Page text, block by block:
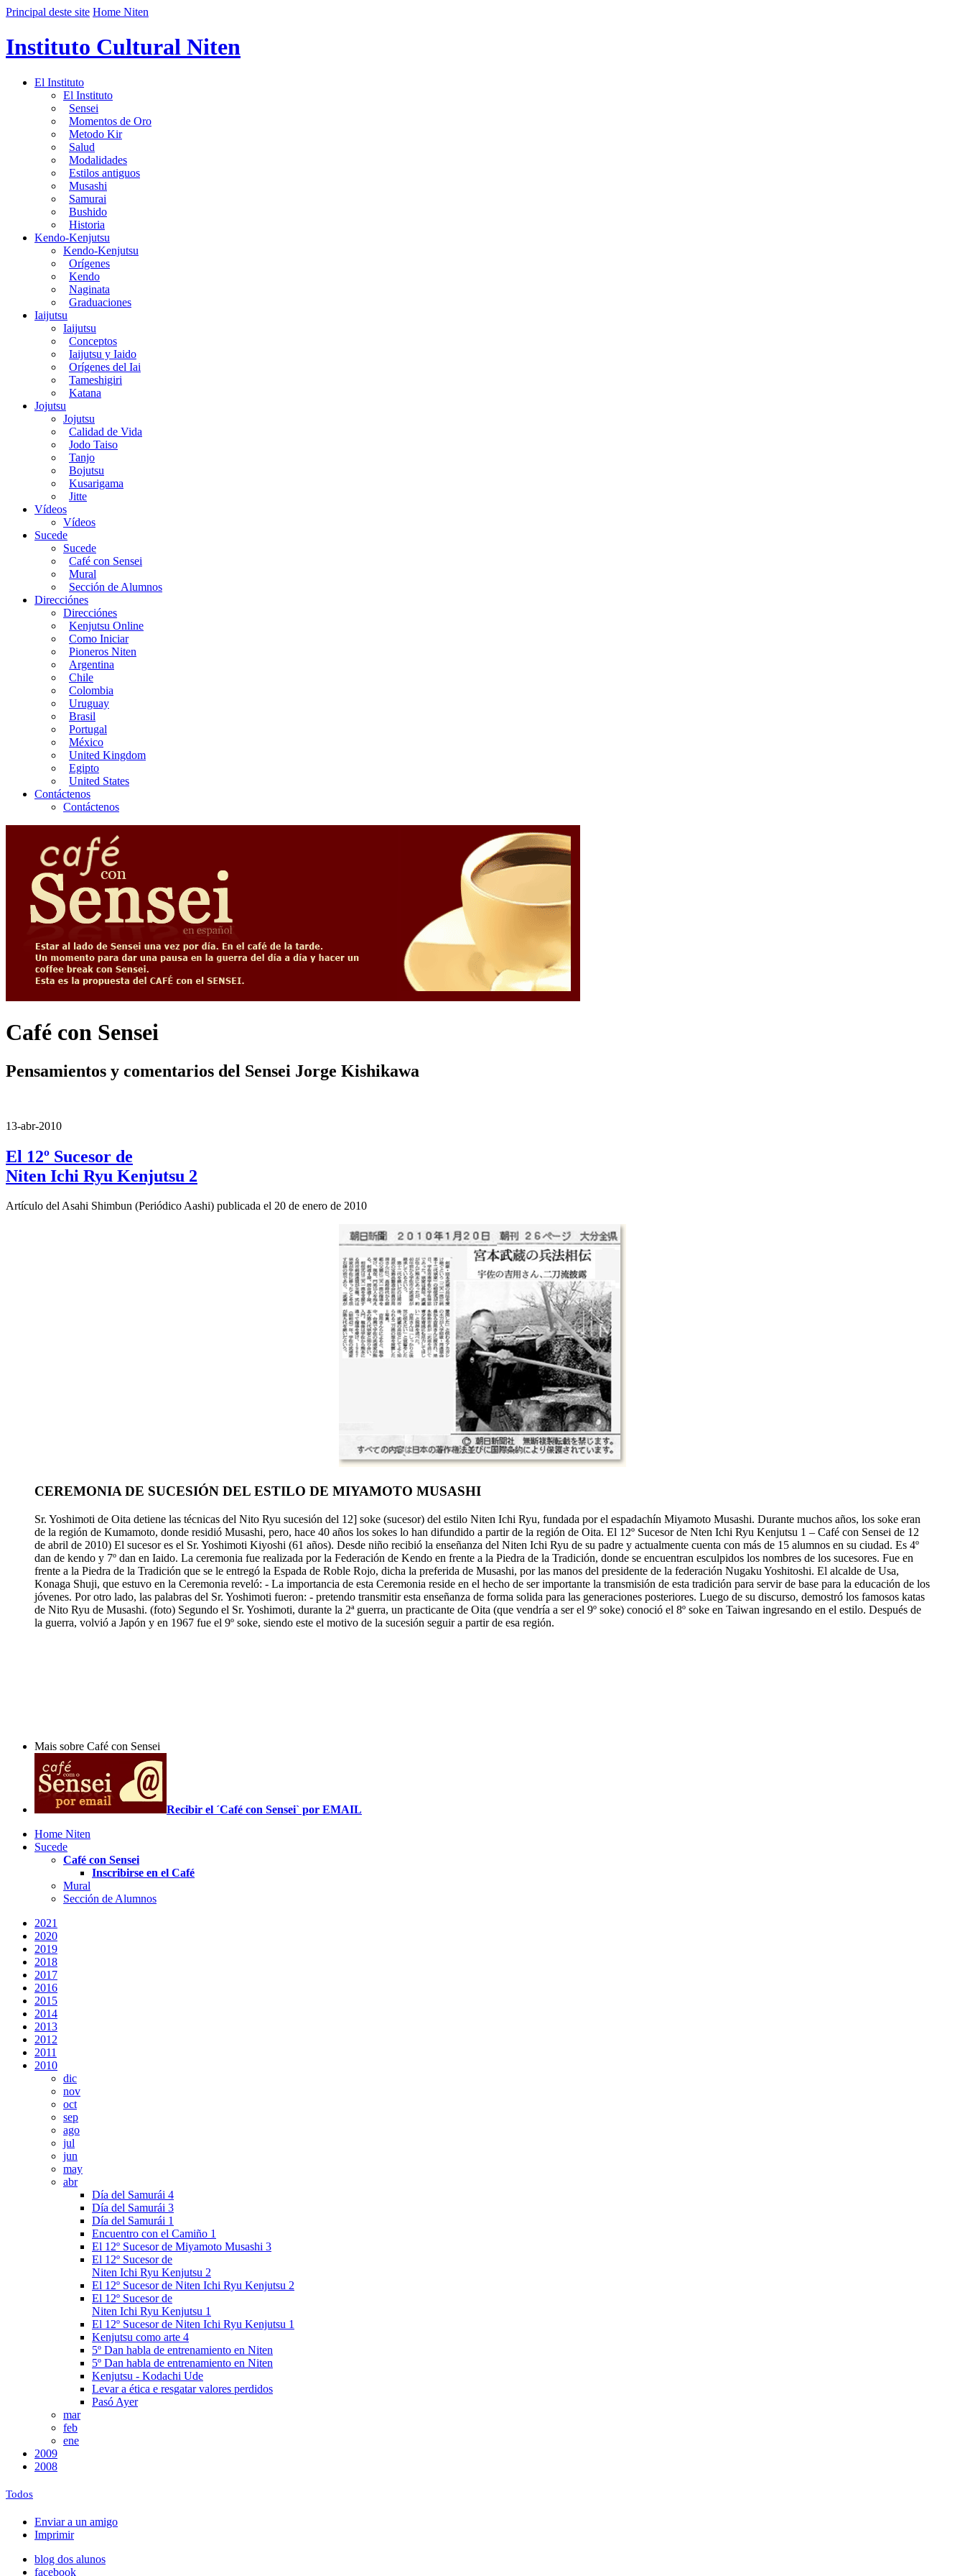
Principal deste site Home Niten
Instituto Cultural Niten
El Instituto
El Instituto
Sensei
Momentos de Oro
Metodo Kir
Salud
Modalidades
Estilos antiguos
Musashi
Samurai
Bushido
Historia
Kendo-Kenjutsu
Kendo-Kenjutsu
Orígenes
Kendo
Naginata
Graduaciones
Iaijutsu
Iaijutsu
Conceptos
Iaijutsu y Iaido
Orígenes del Iai
Tameshigiri
Katana
Jojutsu
Jojutsu
Calidad de Vida
Jodo Taiso
Tanjo
Bojutsu
Kusarigama
Jitte
Vídeos
Vídeos
Sucede
Sucede
Café con Sensei
Mural
Sección de Alumnos
Direcciónes
Direcciónes
Kenjutsu Online
Como Iniciar
Pioneros Niten
Argentina
Chile
Colombia
Uruguay
Brasil
Portugal
México
United Kingdom
Egipto
United States
Contáctenos
Contáctenos
Café con Sensei
Pensamientos y comentarios del Sensei Jorge Kishikawa
13-abr-2010
El 12º Sucesor de
Niten Ichi Ryu Kenjutsu 2
Artículo del Asahi Shimbun (Periódico Aashi) publicada el 20 de enero de 2010
CEREMONIA DE SUCESIÓN DEL ESTILO DE MIYAMOTO MUSASHI
Sr. Yoshimoti de Oita detiene las técnicas del Nito Ryu sucesión del 12] soke (sucesor) del estilo Niten Ichi Ryu, fundada por el espadachín Miyamoto Musashi. Durante muchos años, los soke eran
de la región de Kumamoto, donde residió Musashi, pero, hace 40 años los sokes lo han difundido a partir de la región de Oita. El 12º Sucesor de Nten Ichi Ryu Kenjutsu 1 – Café con Sensei de 12
de abril de 2010) El sucesor es el Sr. Yoshimoti Kiyoshi (61 años). Desde niño recibió la enseñanza del Niten Ichi Ryu de su padre y actualmente cuenta con más de 15 alumnos en su ciudad. Es 4º
dan de kendo y 7º dan en Iaido. La ceremonia fue realizada por la Federación de Kendo en frente a la Piedra de la Tradición, donde se encuentran esculpidos los nombres de los sucesores. Fue en
frente a la Piedra de la Tradición que se le entregó la Espada de Roble Rojo, dicha la preferida de Musashi, por las manos del presidente de la federación Nugaku Yoshitoshi. El alcalde de Usa,
Konaga Shuji, que estuvo en la Ceremonia reveló: - La importancia de esta Ceremonia reside en el hecho de ser importante la transmisión de esta tradición para servir de base para la educación de los
jóvenes. Por otro lado, las palabras del Sr. Yoshimoti fueron: - pretendo transmitir esta enseñanza de forma solida para las generaciones posteriores. Luego de su discurso, demostró los famosos katas
de Nito Ryu de Musashi. (foto) Segundo el Sr. Yoshimoti, durante la 2ª guerra, un practicante de Oita (que vendría a ser el 9º soke) conoció el 8º soke en Taiwan ingresando en el estilo. Después de
la guerra, volvió a Japón y en 1967 fue el 9º soke, siendo este el motivo de la sucesión seguir a partir de esa región.
Mais sobre Café con Sensei
Recibir el ´Café con Sensei` por EMAIL
Home Niten
Sucede
Café con Sensei
Inscribirse en el Café
Mural
Sección de Alumnos
2021
2020
2019
2018
2017
2016
2015
2014
2013
2012
2011
2010
dic
nov
oct
sep
ago
jul
jun
may
abr
Día del Samurái 4
Día del Samurái 3
Día del Samurái 1
Encuentro con el Camiño 1
El 12º Sucesor de Miyamoto Musashi 3
El 12º Sucesor de
Niten Ichi Ryu Kenjutsu 2
El 12º Sucesor de Niten Ichi Ryu Kenjutsu 2
El 12º Sucesor de
Niten Ichi Ryu Kenjutsu 1
El 12º Sucesor de Niten Ichi Ryu Kenjutsu 1
Kenjutsu como arte 4
5º Dan habla de entrenamiento en Niten
5º Dan habla de entrenamiento en Niten
Kenjutsu - Kodachi Ude
Levar a ética e resgatar valores perdidos
Pasó Ayer
mar
feb
ene
2009
2008
Todos
Enviar a un amigo
Imprimir
blog dos alunos
facebook